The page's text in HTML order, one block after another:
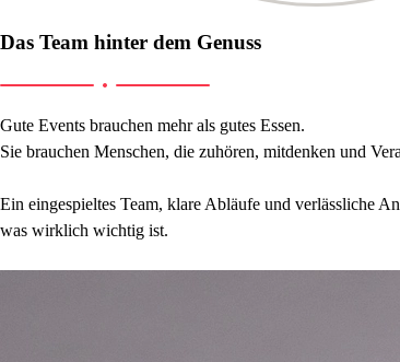
Das Team hinter dem Genuss
Gute Events brauchen mehr als gutes Essen.
Sie brauchen Menschen, die zuhören, mitdenken und
Ein eingespieltes Team, klare Abläufe und verlässliche
was wirklich wichtig ist.